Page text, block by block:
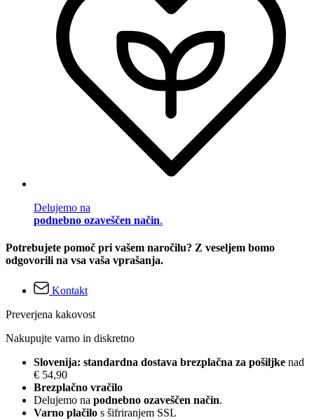
Delujemo na
podnebno ozaveščen način.
Potrebujete pomoč pri vašem naročilu? Z veseljem bomo
odgovorili na vsa vaša vprašanja.
Kontakt
Preverjena kakovost
Nakupujte varno in diskretno
Slovenija: standardna dostava brezplačna za pošiljke nad
€ 54,90
Brezplačno vračilo
Delujemo na podnebno ozaveščen način.
Varno plačilo s šifriranjem SSL